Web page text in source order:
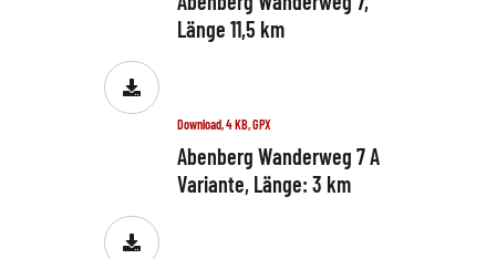
Länge 11,5 km
Download, 4 KB, GPX
Abenberg Wanderweg 7 A
Variante, Länge: 3 km